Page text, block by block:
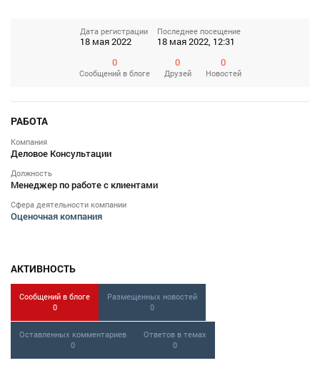
Дата регистрации
18 мая 2022
Последнее посещение
18 мая 2022, 12:31
0
Сообщений в блоге
0
Друзей
0
Новостей
РАБОТА
Компания
Деловое Консультации
Должность
Менеджер по работе с клиентами
Сфера деятельности компании
Оценочная компания
АКТИВНОСТЬ
Сообщений в блоге
0
Размещенных новостей
0
Оставленных комментариев
0
Ответов в темах
0